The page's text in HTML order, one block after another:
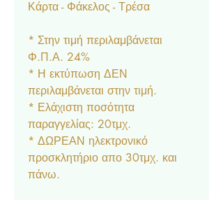
Κάρτα - Φάκελος - Τρέσα
* Στην τιμή περιλαμβάνεται
Φ.Π.Α. 24%
* Η εκτύπωση ΔΕΝ
περιλαμβάνεται στην τιμή.
* Ελάχιστη ποσότητα
παραγγελίας: 20τμχ.
* ΔΩΡΕΑΝ ηλεκτρονικό
προσκλητήριο απο 30τμχ. και
πάνω.